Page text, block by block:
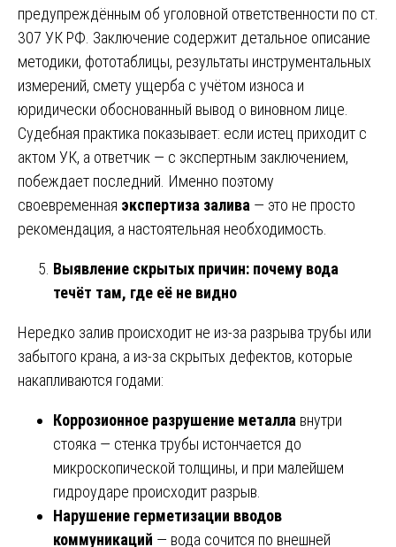
предупреждённым об уголовной ответственности по ст.
307 УК РФ. Заключение содержит детальное описание
методики, фототаблицы, результаты инструментальных
измерений, смету ущерба с учётом износа и
юридически обоснованный вывод о виновном лице.
Судебная практика показывает: если истец приходит с
актом УК, а ответчик — с экспертным заключением,
побеждает последний. Именно поэтому
своевременная экспертиза залива — это не просто
рекомендация, а настоятельная необходимость.
Выявление скрытых причин: почему вода
течёт там, где её не видно
Нередко залив происходит не из-за разрыва трубы или
забытого крана, а из-за скрытых дефектов, которые
накапливаются годами:
Коррозионное разрушение металла внутри
стояка — стенка трубы истончается до
микроскопической толщины, и при малейшем
гидроударе происходит разрыв.
Нарушение герметизации вводов
коммуникаций — вода сочится по внешней